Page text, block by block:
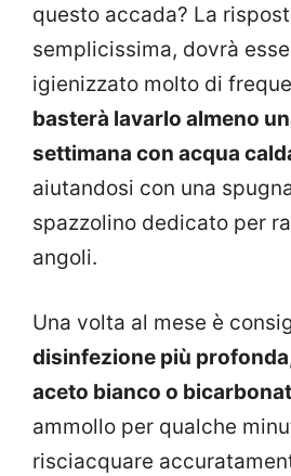
questo accada? La
semplicissima, dovrà
igienizzato molto di
basterà lavarlo almeno
settimana con acqua
aiutandosi con una
spazzolino dedicato per
angoli.
Una volta al mese è
disinfezione più
aceto bianco o
ammollo per qualche
risciacquare